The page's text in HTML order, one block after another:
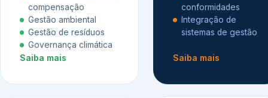
compensação
Gestão ambiental
Gestão de resíduos
Governança climática
Saiba mais
conformidades
Integração de
sistemas de gestão
Saiba mais